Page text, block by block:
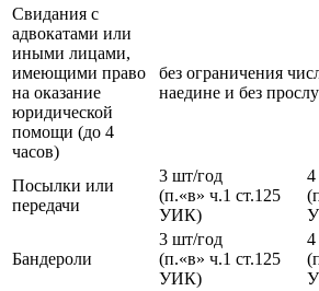
Свидания с
адвокатами или
иными лицами,
имеющими право
на оказание
юридической
помощи (до 4
часов)
без ограничения
наедине и без
Посылки или
передачи
3 шт/год
(п.«в» ч.1 ст.125
УИК)
4
Бандероли
3 шт/год
(п.«в» ч.1 ст.125
УИК)
4